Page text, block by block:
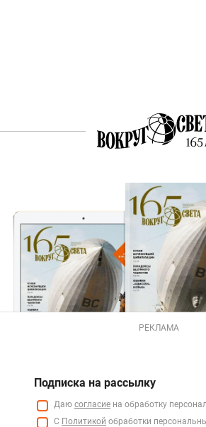
РЕКЛАМА
Подписка на рассылку
Даю согласие на обработку
С Политикой обработки